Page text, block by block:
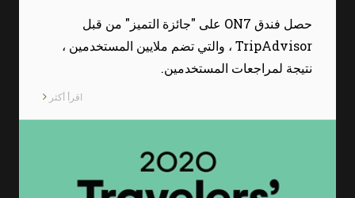
حصل فندق ON7 على "جائزة التميز" من قبل
TripAdvisor ، والتي تضم ملايين المستخدمين ،
نتيجة لمراجعات المستخدمين.
اقرأ أكثر